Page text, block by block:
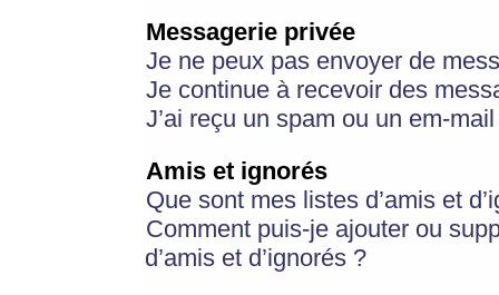
Messagerie privée
Je ne peux pas envoyer de
Je continue à recevoir des
J’ai reçu un spam ou un em-
Amis et ignorés
Que sont mes listes d’amis et
Comment puis-je ajouter ou
d’amis et d’ignorés ?